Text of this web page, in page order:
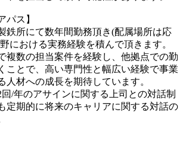
パス】
鉄所にて数年間勤務頂き(配属場所は応
における実務経験を積んで頂きます。
複数の担当案件を経験し、他拠点での勤
ことで、高い専門性と幅広い経験で事業
人材への成長を期待しています。
回/年のアサインに関する上司との対話制
定期的に将来のキャリアに関する対話の